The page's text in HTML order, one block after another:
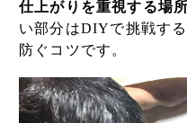
仕上がりを重視する場
い部分はDIYで挑戦す
防ぐコツです。